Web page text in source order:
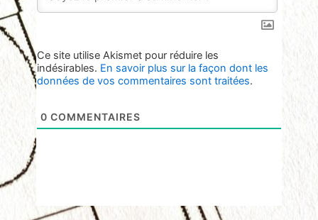
Ce site utilise Akismet pour réduire les
indésirables. En savoir plus sur la façon dont les
données de vos commentaires sont traitées.
0 COMMENTAIRES